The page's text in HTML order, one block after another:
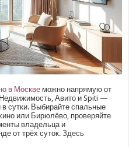
в Москве можно напрямую от
Авито и Spiti —
сутки. Выбирайте спальные
или Бирюлёво, проверяйте
владельца и
от трёх суток.Здесь